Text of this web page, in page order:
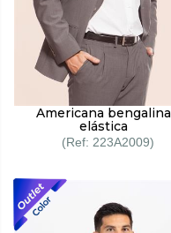
Americana bengalina
elástica
223A2009